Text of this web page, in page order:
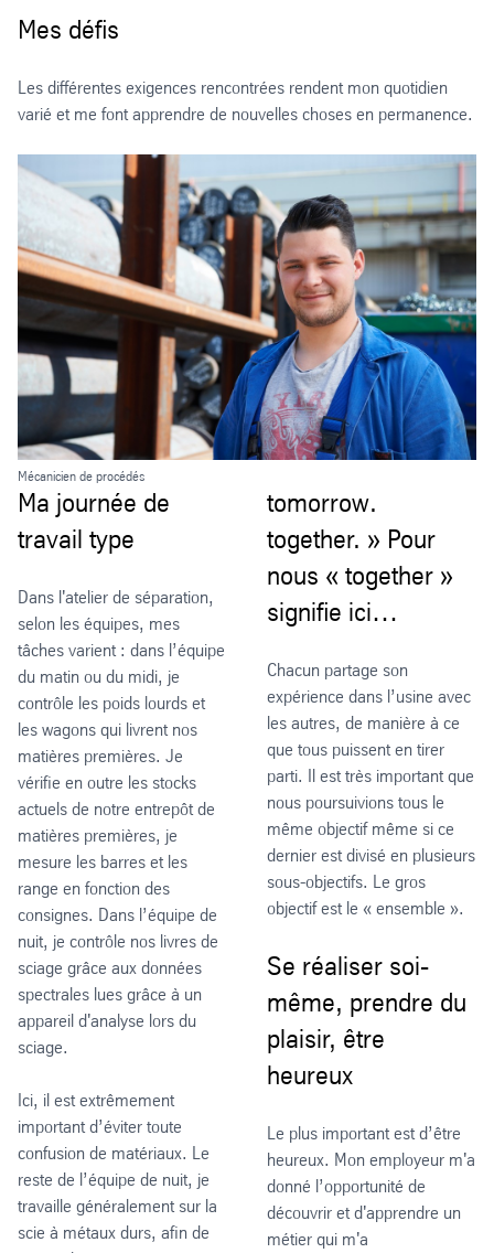
Mécanicien de procédés
Mes défis
Les différentes exigences rencontrées rendent mon quotidien
varié et me font apprendre de nouvelles choses en permanence.
Ma journée de
travail type
Dans l'atelier de séparation,
selon les équipes, mes
tâches varient : dans l’équipe
du matin ou du midi, je
contrôle les poids lourds et
les wagons qui livrent nos
matières premières. Je
vérifie en outre les stocks
actuels de notre entrepôt de
matières premières, je
mesure les barres et les
range en fonction des
consignes. Dans l’équipe de
nuit, je contrôle nos livres de
sciage grâce aux données
spectrales lues grâce à un
appareil d'analyse lors du
sciage.
Ici, il est extrêmement
important d’éviter toute
confusion de matériaux. Le
reste de l’équipe de nuit, je
travaille généralement sur la
scie à métaux durs, afin de
tomorrow.
together. » Pour
nous « together »
signifie ici…
Chacun partage son
expérience dans l’usine avec
les autres, de manière à ce
que tous puissent en tirer
parti. Il est très important que
nous poursuivions tous le
même objectif même si ce
dernier est divisé en plusieurs
sous-objectifs. Le gros
objectif est le « ensemble ».
Se réaliser soi-
même, prendre du
plaisir, être
heureux
Le plus important est d’être
heureux. Mon employeur m'a
donné l’opportunité de
découvrir et d'apprendre un
métier qui m'a